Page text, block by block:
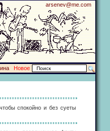
arsenev@me.com
Новое
спокойно и без суеты